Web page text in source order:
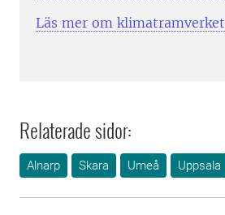
Läs mer om klimatramverket
Relaterade sidor:
Alnarp Skara Umeå Uppsala